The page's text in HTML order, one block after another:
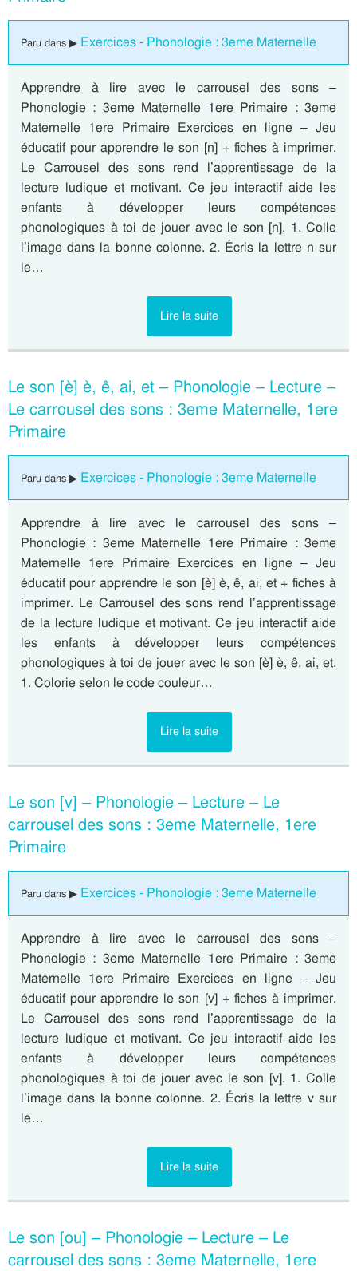
Paru dans ▶ Exercices - Phonologie : 3eme Maternelle
Apprendre à lire avec le carrousel des sons –
Phonologie : 3eme Maternelle 1ere Primaire : 3eme
Maternelle 1ere Primaire Exercices en ligne – Jeu
éducatif pour apprendre le son [n] + fiches à imprimer.
Le Carrousel des sons rend l’apprentissage de la
lecture ludique et motivant. Ce jeu interactif aide les
enfants à développer leurs compétences
phonologiques à toi de jouer avec le son [n]. 1. Colle
l’image dans la bonne colonne. 2. Écris la lettre n sur
le…
Lire la suite
Le son [è] è, ê, ai, et – Phonologie – Lecture –
Le carrousel des sons : 3eme Maternelle, 1ere
Primaire
Paru dans ▶ Exercices - Phonologie : 3eme Maternelle
Apprendre à lire avec le carrousel des sons –
Phonologie : 3eme Maternelle 1ere Primaire : 3eme
Maternelle 1ere Primaire Exercices en ligne – Jeu
éducatif pour apprendre le son [è] è, ê, ai, et + fiches à
imprimer. Le Carrousel des sons rend l’apprentissage
de la lecture ludique et motivant. Ce jeu interactif aide
les enfants à développer leurs compétences
phonologiques à toi de jouer avec le son [è] è, ê, ai, et.
1. Colorie selon le code couleur…
Lire la suite
Le son [v] – Phonologie – Lecture – Le
carrousel des sons : 3eme Maternelle, 1ere
Primaire
Paru dans ▶ Exercices - Phonologie : 3eme Maternelle
Apprendre à lire avec le carrousel des sons –
Phonologie : 3eme Maternelle 1ere Primaire : 3eme
Maternelle 1ere Primaire Exercices en ligne – Jeu
éducatif pour apprendre le son [v] + fiches à imprimer.
Le Carrousel des sons rend l’apprentissage de la
lecture ludique et motivant. Ce jeu interactif aide les
enfants à développer leurs compétences
phonologiques à toi de jouer avec le son [v]. 1. Colle
l’image dans la bonne colonne. 2. Écris la lettre v sur
le…
Lire la suite
Le son [ou] – Phonologie – Lecture – Le
carrousel des sons : 3eme Maternelle, 1ere